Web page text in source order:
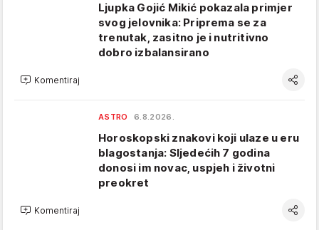
Ljupka Gojić Mikić pokazala primjer
svog jelovnika: Priprema se za
trenutak, zasitno je i nutritivno
dobro izbalansirano
Komentiraj
ASTRO 6.8.2026.
Horoskopski znakovi koji ulaze u eru
blagostanja: Sljedećih 7 godina
donosi im novac, uspjeh i životni
preokret
Komentiraj